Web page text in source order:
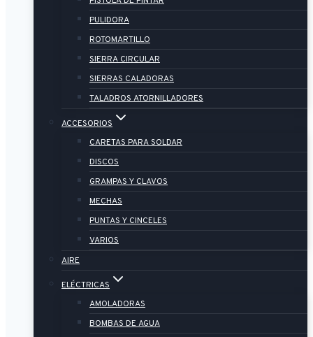
PULIDORA
ROTOMARTILLO
SIERRA CIRCULAR
SIERRAS CALADORAS
TALADROS ATORNILLADORES
ACCESORIOS
CARETAS PARA SOLDAR
DISCOS
GRAMPAS Y CLAVOS
MECHAS
PUNTAS Y CINCELES
VARIOS
AIRE
ELÉCTRICAS
AMOLADORAS
BOMBAS DE AGUA